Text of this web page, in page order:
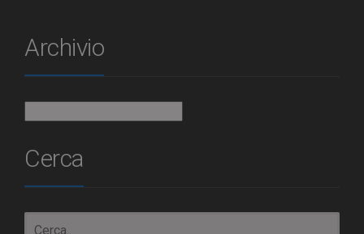
Archivio
Cerca